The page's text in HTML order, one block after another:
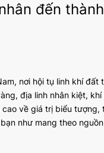
đến
nơi hội tụ linh khí đất
địa linh nhân kiệt,
về giá trị biểu tượng,
như mang theo